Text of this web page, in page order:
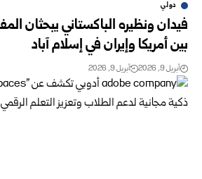
دولي
فيدان ونظيره الباكستاني يبحثان
بين أمريكا وإيران في إسلام آباد
أبريل 9, 2026 أبريل 9, 2026